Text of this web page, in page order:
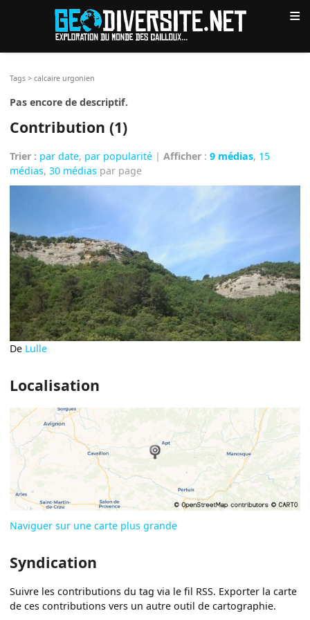
≡
Tags >calcaire urgonien
Pas encore de descriptif.
Contribution (1)
Trier : par date, par popularité |Afficher :9 médias, 15
médias,30 médias par page
De Lulle
Localisation
Naviguer sur une carte plus grande
Syndication
Suivre les contributions du tag via le fil RSS. Exporter la carte
de ces contributions vers un autre outil de cartographie.